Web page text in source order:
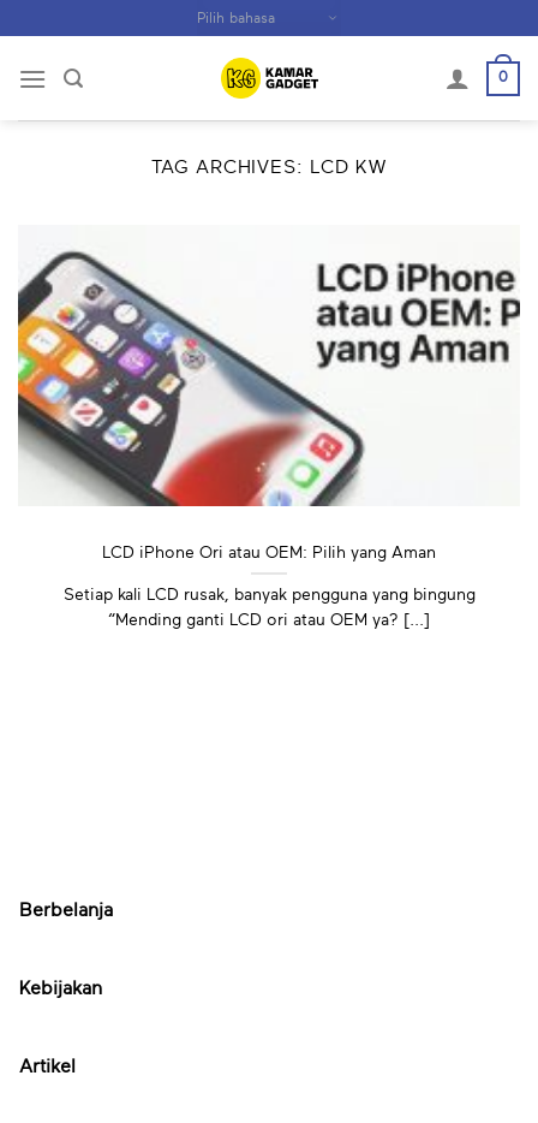
content
0
TAG ARCHIVES: LCD KW
LCD iPhone Ori atau OEM: Pilih yang Aman
Setiap kali LCD rusak, banyak pengguna yang bingung
“Mending ganti LCD ori atau OEM ya? [...]
Berbelanja
Kebijakan
Artikel